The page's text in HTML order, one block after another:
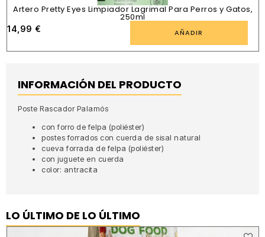
Artero Pretty Eyes Limpiador Lagrimal Para Perros y Gatos,
250ml
14,99 € AÑADIR
INFORMACIÓN DEL PRODUCTO
Poste Rascador Palamós
con forro de felpa (poliéster)
postes forrados con cuerda de sisal natural
cueva forrada de felpa (poliéster)
con juguete en cuerda
color: antracita
LO ÚLTIMO DE LO ÚLTIMO